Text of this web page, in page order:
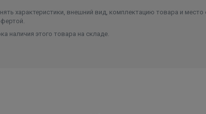
характеристики, внешний вид, комплектацию товара и место
наличия этого товара на складе.